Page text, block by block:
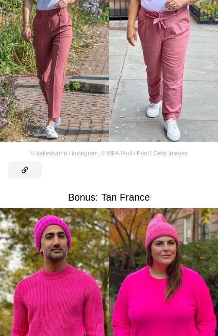
© katiesturino / Instagram © WPA Pool / Pool / Getty Images
Bonus: Tan France